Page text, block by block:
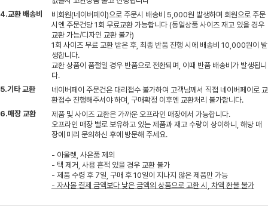
4.교환 배송비
비회원(네이버페이)으로 주문시 배송비 5,000원 발생하며 회원으로 주문
시엔 주문건당 1회 무료교환 가능합니다 (동일상품 사이즈 재고 있을 경우
교환 가능/디자인 교환 불가)
1회 사이즈 무료 교환 받은 후, 최종 반품 진행 시에 배송비 10,000원이 발
생합니다.
교환 상품이 품절일 경우 반품으로 전환되며, 이때 반품 배송비가 발생됩니
다.
5.기타 교환
네이버페이 주문건은 대리접수 불가하여 고객님께서 직접 네이버페이로 교
환접수 진행해주셔야 하며, 구매확정 이후엔 교환처리 불가합니다.
6.매장 교환
제품 및 사이즈 교환은 가까운 오프라인 매장에서 가능합니다.
오프라인 매장 별로 보유하고 있는 제품과 재고 수량이 상이하니, 해당 매
장에 미리 문의하신 후에 방문해 주세요.
- 아울렛, 사은품 제외
- 택 제거, 사용 흔적 있을 경우 교환 불가
- 제품 수령 후 7일, 구매 후 10일이 지나지 않은 제품만 가능
- 자사몰 결제 금액보다 낮은 금액의 상품으로 교환 시, 차액 환불 불가